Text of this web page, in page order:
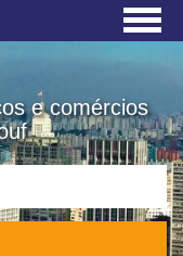
e comércios